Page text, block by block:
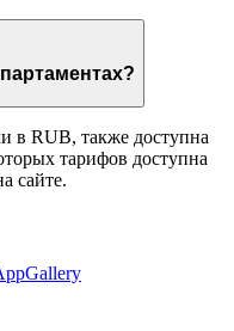
проживание в апартаментах?
в RUB, также доступна
тарифов доступна
сайте.